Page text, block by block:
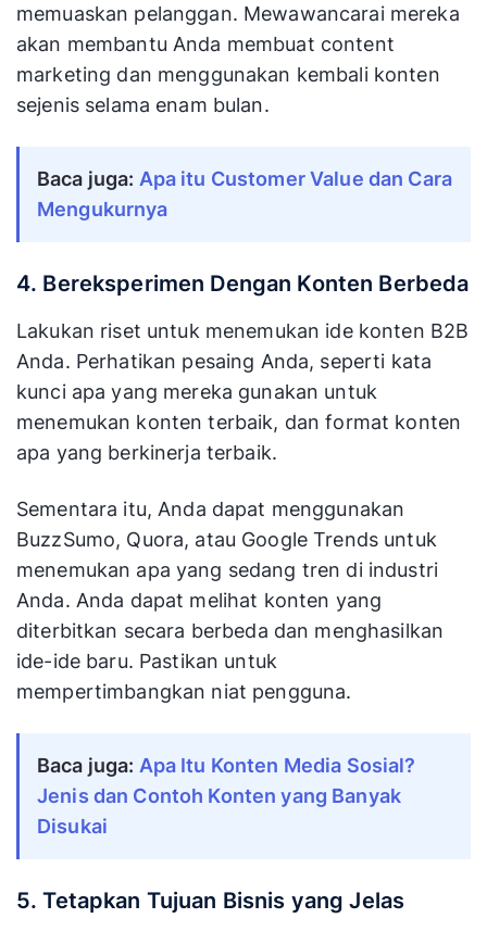
memuaskan pelanggan. Mewawancarai mereka
akan membantu Anda membuat content
marketing dan menggunakan kembali konten
sejenis selama enam bulan.
Baca juga: Apa itu Customer Value dan Cara
Mengukurnya
4. Bereksperimen Dengan Konten Berbeda
Lakukan riset untuk menemukan ide konten B2B
Anda. Perhatikan pesaing Anda, seperti kata
kunci apa yang mereka gunakan untuk
menemukan konten terbaik, dan format konten
apa yang berkinerja terbaik.
Sementara itu, Anda dapat menggunakan
BuzzSumo, Quora, atau Google Trends untuk
menemukan apa yang sedang tren di industri
Anda. Anda dapat melihat konten yang
diterbitkan secara berbeda dan menghasilkan
ide-ide baru. Pastikan untuk
mempertimbangkan niat pengguna.
Baca juga: Apa Itu Konten Media Sosial?
Jenis dan Contoh Konten yang Banyak
Disukai
5. Tetapkan Tujuan Bisnis yang Jelas